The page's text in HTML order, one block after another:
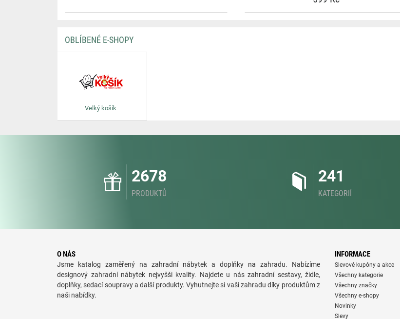
OBLÍBENÉ E-SHOPY
Velký košík
2678
PRODUKTŮ
241
KATEGORIÍ
O NÁS
Jsme katalog zaměřený na zahradní nábytek a doplňky na zahradu. Nabízíme
designový zahradní nábytek nejvyšši kvality. Najdete u nás zahradní sestavy, židle,
doplňky, sedací soupravy a další produkty. Vyhutnejte si vaši zahradu díky produktům z
naši nabídky.
INFORMACE
Slevové kupóny a akce
Všechny kategorie
Všechny značky
Všechny e-shopy
Novinky
Slevy